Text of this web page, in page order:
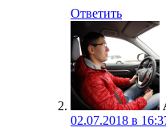
Ответить
02.07.2018 в